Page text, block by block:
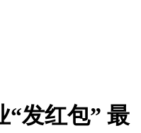
“发红包” 最